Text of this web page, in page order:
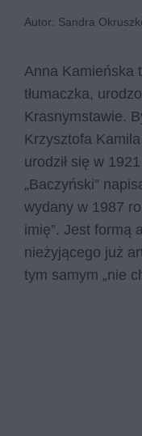
Autor: Sandra
Anna Kamieńska
tłumaczka,
Krasnymstawie.
Krzysztofa
urodził się w
„Baczyński”
wydany w 1987
imię”. Jest formą
nieżyjącego już
tym samym „nie